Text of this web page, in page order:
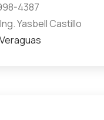
4387
Yasbell Castillo
Veraguas